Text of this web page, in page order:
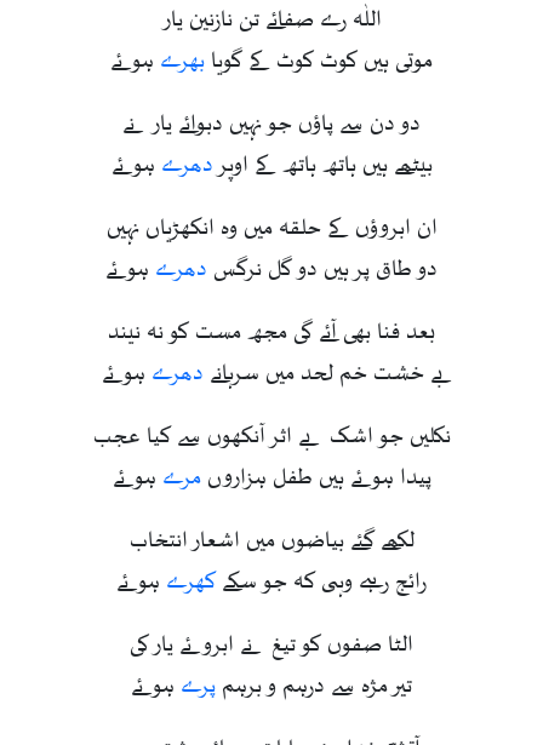
اللٰہ رے صفائے تن نازنین یار
موتی ہیں کوٹ کوٹ کے گویابھرے ہوئے
دو دن سے پاؤں جو نہیں دبوائے یار نے
بیٹھے ہیں ہاتھ ہاتھ کے اوپردھرے ہوئے
ان ابروؤں کے حلقہ میں وہ انکھڑیاں نہیں
دو طاق پر ہیں دو گل نرگس دھرے ہوئے
بعد فنا بھی آئے گی مجھ مست کو نہ نیند
بے خشت خم لحد میں سرہانے دھرے ہوئے
نکلیں جو اشک بے اثر آنکھوں سے کیا عجب
پیدا ہوئے ہیں طفل ہزاروںمرے ہوئے
لکھے گئے بیاضوں میں اشعار انتخاب
رائج رہے وہی کہ جو سکےکھرے ہوئے
الٹا صفوں کو تیغ نے ابروئے یار کی
تیر مژہ سے درہم و برہمپرے ہوئے